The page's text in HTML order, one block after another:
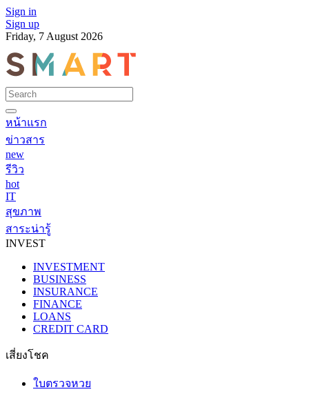
Sign in
Sign up
Friday, 7 August 2026
หน้าแรก
ข่าวสาร
new
รีวิว
hot
IT
สุขภาพ
สาระน่ารู้
INVEST
INVESTMENT
BUSINESS
INSURANCE
FINANCE
LOANS
CREDIT CARD
เสี่ยงโชค
ใบตรวจหวย